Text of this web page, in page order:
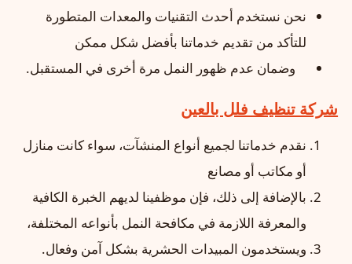
نحن نستخدم أحدث التقنيات والمعدات المتطورة
للتأكد من تقديم خدماتنا بأفضل شكل ممكن
وضمان عدم ظهور النمل مرة أخرى في المستقبل.
شركة تنظيف فلل بالعين
نقدم خدماتنا لجميع أنواع المنشآت، سواء كانت منازل
أو مكاتب أو مصانع
بالإضافة إلى ذلك، فإن موظفينا لديهم الخبرة الكافية
والمعرفة اللازمة في مكافحة النمل بأنواعه المختلفة،
ويستخدمون المبيدات الحشرية بشكل آمن وفعال.